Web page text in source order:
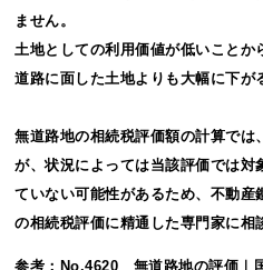
ません。
土地としての利用価値が低いことか
道路に面した土地よりも大幅に下が
無道路地の相続税評価額の計算では
が、状況によっては当該評価では対
ていない可能性があるため、不動
の相続税評価に精通した専門家に相
参考： No.4620 無道路地の評価｜